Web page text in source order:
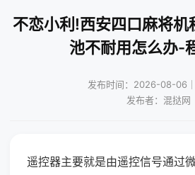
不恋小利!西安四口麻将机
池不耐用怎么办-
发布时间：2026-08-06
发布者：混挞网
遥控器主要就是由遥控信号通过